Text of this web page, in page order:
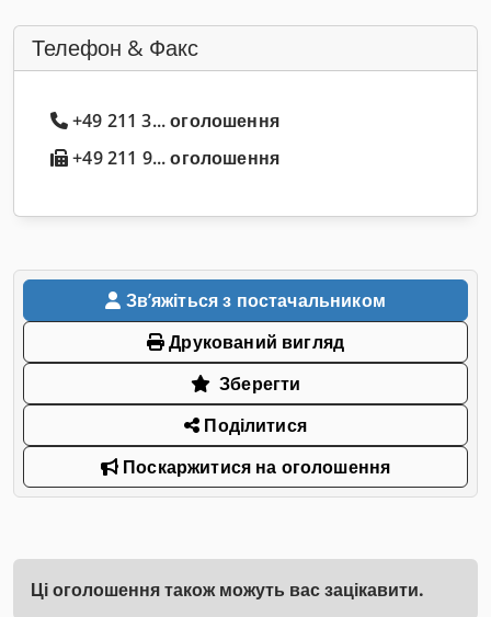
Телефон & Факс
+49 211 3... оголошення
+49 211 9... оголошення
Звʼяжіться з постачальником
Друкований вигляд
Зберегти
Поділитися
Поскаржитися на оголошення
Ці оголошення також можуть вас зацікавити.